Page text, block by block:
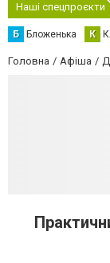
Наші спецпроєкти
Б Бложенька К
Головна Афіша